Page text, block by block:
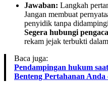
Jawaban: Langkah
Jangan membuat
penyidik tanpa
Segera hubungi
rekam jejak terbukti
Baca juga:
Pendampingan hukum
Benteng Pertahanan